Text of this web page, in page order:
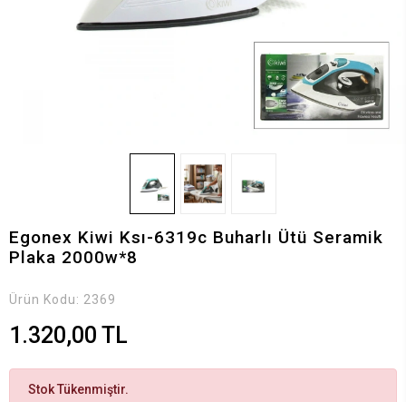
Egonex Kiwi Ksı-6319c Buharlı Ütü Seramik
Plaka 2000w*8
Ürün Kodu: 2369
1.320,00 TL
Stok Tükenmiştir.